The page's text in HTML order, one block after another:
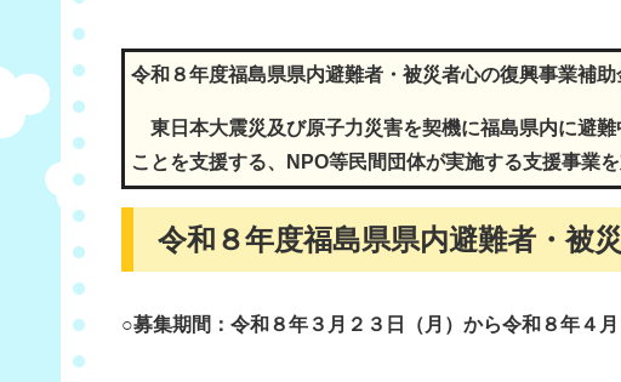
令和８年度福島県県内避難者・被災者心の復興事業補助
東日本大震災及び原子力災害を契機に福島県内に避
ことを支援する、NPO等民間団体が実施する支援事業
令和８年度福島県県内避難者・被
○募集期間：令和８年３月２３日（月）から令和８年４